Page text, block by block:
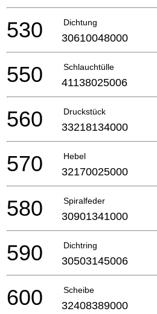
Dichtung
530 30610048000
Schlauchtülle
550 41138025006
Druckstück
560 33218134000
Hebel
570 32170025000
Spiralfeder
580 30901341000
Dichtring
590 30503145006
Scheibe
600 32408389000